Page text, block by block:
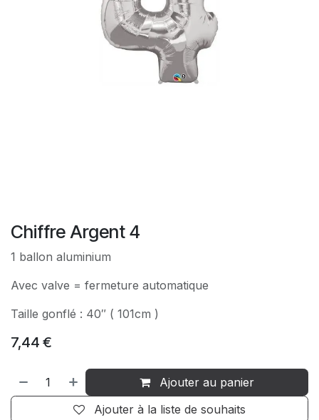
Chiffre Argent 4
1 ballon aluminium
Avec valve = fermeture automatique
Taille gonflé : 40″ ( 101cm )
7,44 €
Ajouter au panier
Ajouter à la liste de souhaits